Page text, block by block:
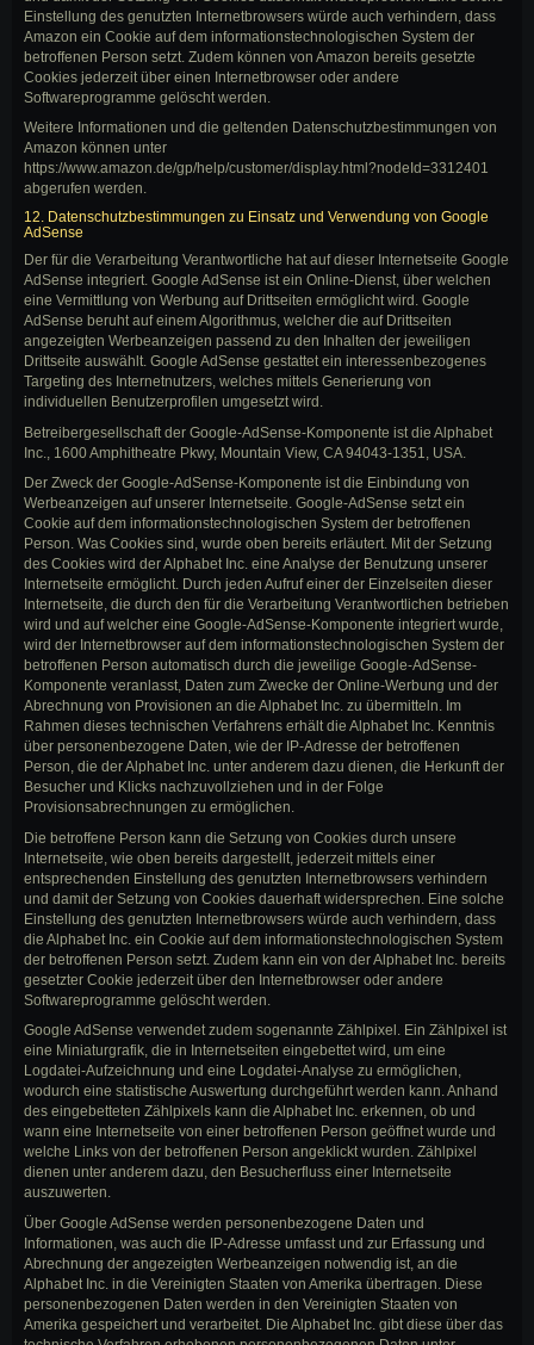
Einstellung des genutzten Internetbrowsers würde auch verhindern, dass
Amazon ein Cookie auf dem informationstechnologischen System der
betroffenen Person setzt. Zudem können von Amazon bereits gesetzte
Cookies jederzeit über einen Internetbrowser oder andere
Softwareprogramme gelöscht werden.
Weitere Informationen und die geltenden Datenschutzbestimmungen von
Amazon können unter
https://www.amazon.de/gp/help/customer/display.html?nodeId=3312401
abgerufen werden.
12. Datenschutzbestimmungen zu Einsatz und Verwendung von Google
AdSense
Der für die Verarbeitung Verantwortliche hat auf dieser Internetseite Google
AdSense integriert. Google AdSense ist ein Online-Dienst, über welchen
eine Vermittlung von Werbung auf Drittseiten ermöglicht wird. Google
AdSense beruht auf einem Algorithmus, welcher die auf Drittseiten
angezeigten Werbeanzeigen passend zu den Inhalten der jeweiligen
Drittseite auswählt. Google AdSense gestattet ein interessenbezogenes
Targeting des Internetnutzers, welches mittels Generierung von
individuellen Benutzerprofilen umgesetzt wird.
Betreibergesellschaft der Google-AdSense-Komponente ist die Alphabet
Inc., 1600 Amphitheatre Pkwy, Mountain View, CA 94043-1351, USA.
Der Zweck der Google-AdSense-Komponente ist die Einbindung von
Werbeanzeigen auf unserer Internetseite. Google-AdSense setzt ein
Cookie auf dem informationstechnologischen System der betroffenen
Person. Was Cookies sind, wurde oben bereits erläutert. Mit der Setzung
des Cookies wird der Alphabet Inc. eine Analyse der Benutzung unserer
Internetseite ermöglicht. Durch jeden Aufruf einer der Einzelseiten dieser
Internetseite, die durch den für die Verarbeitung Verantwortlichen betrieben
wird und auf welcher eine Google-AdSense-Komponente integriert wurde,
wird der Internetbrowser auf dem informationstechnologischen System der
betroffenen Person automatisch durch die jeweilige Google-AdSense-
Komponente veranlasst, Daten zum Zwecke der Online-Werbung und der
Abrechnung von Provisionen an die Alphabet Inc. zu übermitteln. Im
Rahmen dieses technischen Verfahrens erhält die Alphabet Inc. Kenntnis
über personenbezogene Daten, wie der IP-Adresse der betroffenen
Person, die der Alphabet Inc. unter anderem dazu dienen, die Herkunft der
Besucher und Klicks nachzuvollziehen und in der Folge
Provisionsabrechnungen zu ermöglichen.
Die betroffene Person kann die Setzung von Cookies durch unsere
Internetseite, wie oben bereits dargestellt, jederzeit mittels einer
entsprechenden Einstellung des genutzten Internetbrowsers verhindern
und damit der Setzung von Cookies dauerhaft widersprechen. Eine solche
Einstellung des genutzten Internetbrowsers würde auch verhindern, dass
die Alphabet Inc. ein Cookie auf dem informationstechnologischen System
der betroffenen Person setzt. Zudem kann ein von der Alphabet Inc. bereits
gesetzter Cookie jederzeit über den Internetbrowser oder andere
Softwareprogramme gelöscht werden.
Google AdSense verwendet zudem sogenannte Zählpixel. Ein Zählpixel ist
eine Miniaturgrafik, die in Internetseiten eingebettet wird, um eine
Logdatei-Aufzeichnung und eine Logdatei-Analyse zu ermöglichen,
wodurch eine statistische Auswertung durchgeführt werden kann. Anhand
des eingebetteten Zählpixels kann die Alphabet Inc. erkennen, ob und
wann eine Internetseite von einer betroffenen Person geöffnet wurde und
welche Links von der betroffenen Person angeklickt wurden. Zählpixel
dienen unter anderem dazu, den Besucherfluss einer Internetseite
auszuwerten.
Über Google AdSense werden personenbezogene Daten und
Informationen, was auch die IP-Adresse umfasst und zur Erfassung und
Abrechnung der angezeigten Werbeanzeigen notwendig ist, an die
Alphabet Inc. in die Vereinigten Staaten von Amerika übertragen. Diese
personenbezogenen Daten werden in den Vereinigten Staaten von
Amerika gespeichert und verarbeitet. Die Alphabet Inc. gibt diese über das